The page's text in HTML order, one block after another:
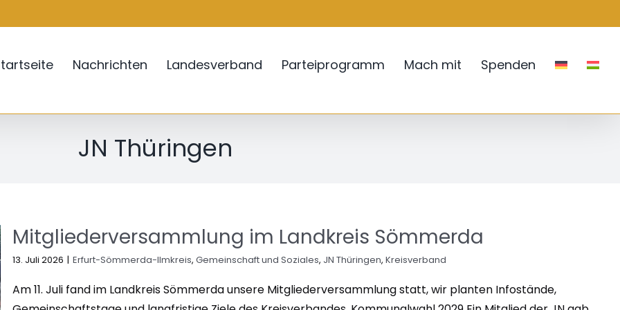
Nachrichten Landesverband Parteiprogramm Mach mit Spenden
JN Thüringen
Mitgliederversammlung im Landkreis Sömmerda
13. Juli 2026 | Erfurt-Sömmerda-Ilmkreis, Gemeinschaft und Soziales, JN Thüringen, Kreisverband
Am 11. Juli fand im Landkreis Sömmerda unsere Mitgliederversammlung statt, wir planten Infostände,